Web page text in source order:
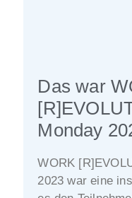
Das war
Monday
WORK
2023 war eine